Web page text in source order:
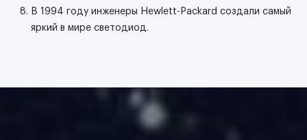
В 1994 году инженеры Hewlett-Packard создали самый
яркий в мире светодиод.